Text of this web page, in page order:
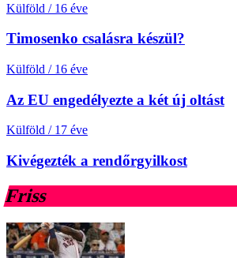
Külföld / 16 éve
Timosenko csalásra készül?
Külföld / 16 éve
Az EU engedélyezte a két új oltást
Külföld / 17 éve
Kivégezték a rendőrgyilkost
Friss